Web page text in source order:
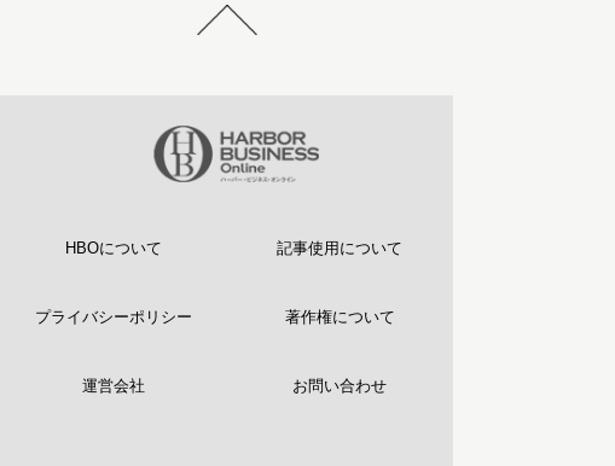
HBOについて 記事使用について
プライバシーポリシー 著作権について
運営会社 お問い合わせ